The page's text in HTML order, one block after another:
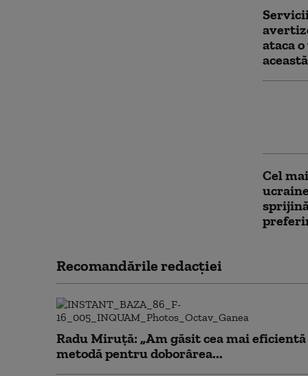
ataca
Cel
Recomandările redacţiei
Radu Miruță: „Am găsit cea mai eficientă
metodă pentru doborârea...